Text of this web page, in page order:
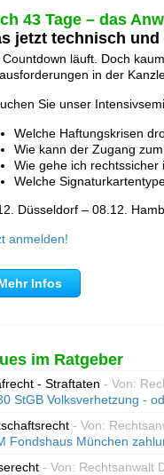
43 Tage – das
jetzt technisch
Countdown läuft. Doch
in der
Sie unser
Welche Haftungskrisen
Wie kann der Zugang
Wie gehe ich rechtssicher
Welche
Düsseldorf – 08.12.
anmelden!
Infos
im Ratgeber
- Straftaten - Von:
StGB Volksverhetzung -
- Von:
Fondshaus München
- Von: Rechtsanwalt